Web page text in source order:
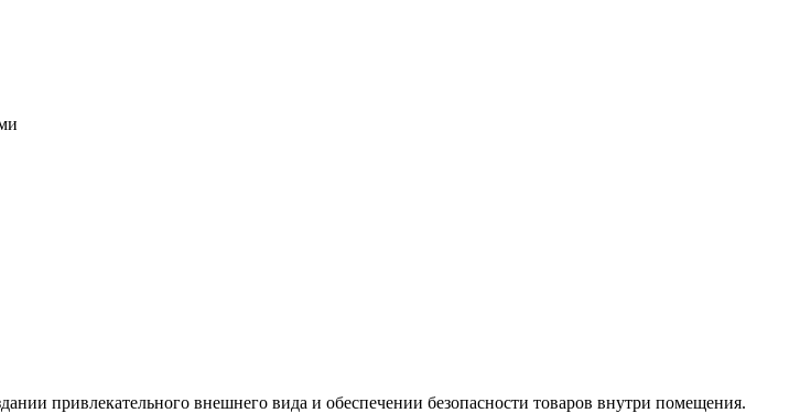
привлекательного внешнего вида и обеспечении безопасности товаров внутри помещения.